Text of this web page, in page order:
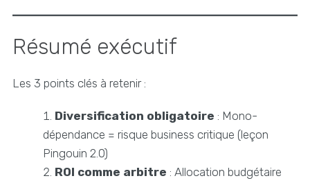
Résumé exécutif
Les 3 points clés à retenir :
Diversification obligatoire : Mono-
dépendance = risque business critique (leçon
Pingouin 2.0)
ROI comme arbitre : Allocation budgétaire